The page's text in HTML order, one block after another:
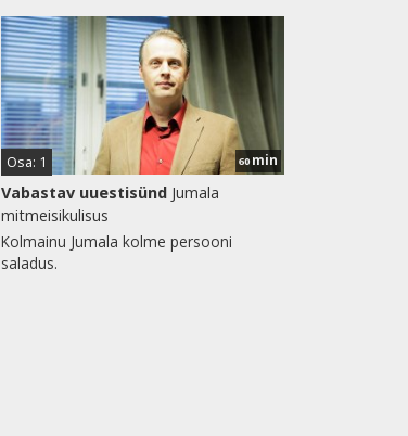
60 min
Osa: 1
Vabastav uuestisünd Jumala
mitmeisikulisus
Kolmainu Jumala kolme persooni
saladus.